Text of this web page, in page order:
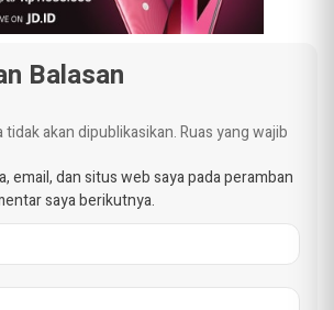
Balasan
akan dipublikasikan.Ruas yang wajib
email, dan situs web saya pada peramban
saya berikutnya.